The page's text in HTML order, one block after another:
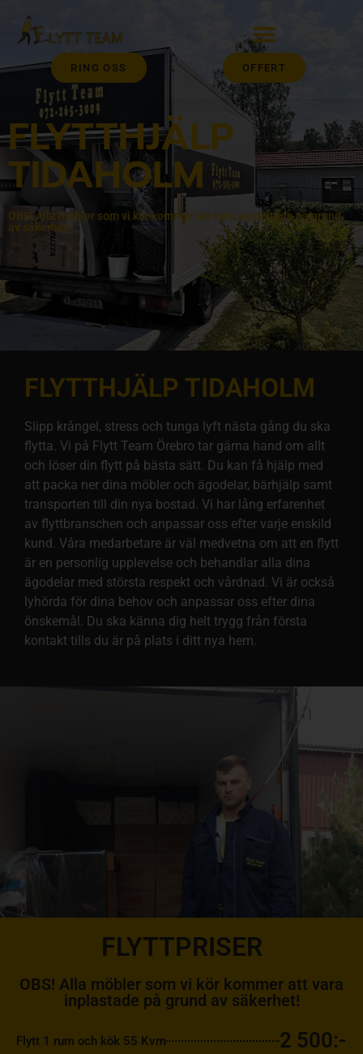
RING OSS OFFERT
FLYTTHJÄLP
TIDAHOLM
OBS! Alla möbler som vi kör kommer att vara inplastade på grund
av säkerhet!
FLYTTHJÄLP TIDAHOLM
Slipp krångel, stress och tunga lyft nästa gång du ska
flytta. Vi på Flytt Team Örebro tar gärna hand om allt
och löser din flytt på bästa sätt. Du kan få hjälp med
att packa ner dina möbler och ägodelar, bärhjälp samt
transporten till din nya bostad. Vi har lång erfarenhet
av flyttbranschen och anpassar oss efter varje enskild
kund. Våra medarbetare är väl medvetna om att en flytt
är en personlig upplevelse och behandlar alla dina
ägodelar med största respekt och vårdnad. Vi är också
lyhörda för dina behov och anpassar oss efter dina
önskemål. Du ska känna dig helt trygg från första
kontakt tills du är på plats i ditt nya hem.
FLYTTPRISER
OBS! Alla möbler som vi kör kommer att vara
inplastade på grund av säkerhet!
Flytt 1 rum och kök 55 Kvm 2 500:-